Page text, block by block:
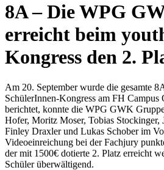
8A – Die WPG
erreicht beim
Kongress den 2.
Am 20. September wurde die gesamte
SchülerInnen-Kongress am FH Campus
berichtet, konnte die WPG GWK
Hofer, Moritz Moser, Tobias Stockinger,
Finley Draxler und Lukas Schober im
Videoeinreichung bei der Fachjury
der mit 1500€ dotierte 2. Platz erreicht
Schüler überwältigend.